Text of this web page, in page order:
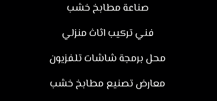
صناعة مطابخ خشب
فني تركيب اثاث منزلي
محل برمجة شاشات تلفزيون
معارض تصنيع مطابخ خشب